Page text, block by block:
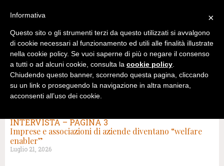
INTERVISTA – PAGINA 3
Imprese e associazioni di aziende diventano “welfare
enabler”
Luglio 21, 2026
×
Informativa
Questo sito o gli strumenti terzi da questo utilizzati si avvalgono
di cookie necessari al funzionamento ed utili alle finalità illustrate
nella cookie policy. Se vuoi saperne di più o negare il consenso
a tutti o ad alcuni cookie, consulta la cookie policy.
Chiudendo questo banner, scorrendo questa pagina, cliccando
su un link o proseguendo la navigazione in altra maniera,
acconsenti all’uso dei cookie.